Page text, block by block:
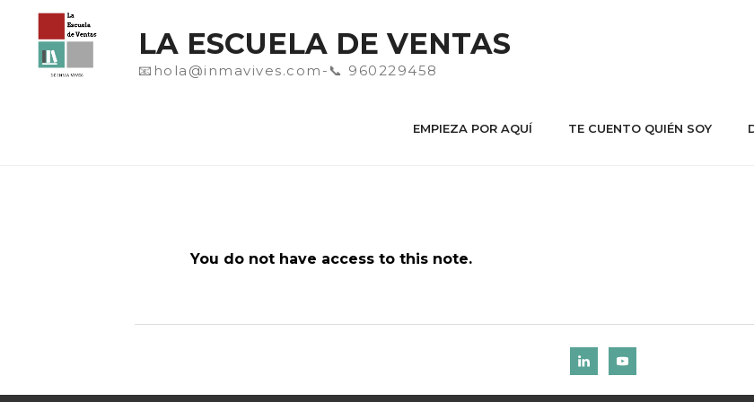
Saltar
contenido
LA ESCUELA DE VENTAS
📧hola@inmavives.com-📞 960229458
EMPIEZA POR AQUÍ TE CUENTO QUIÉN SOY
You do not have access to this note.